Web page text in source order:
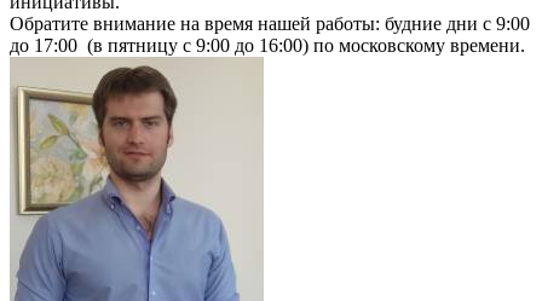
Обратите внимание на время нашей работы: будние дни c 9:00
до 17:00 (в пятницу c 9:00 до 16:00) по московскому времени.